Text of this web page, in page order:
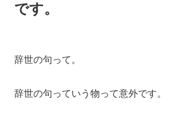
です。
辞世の句って。
辞世の句っていう物って意外です。